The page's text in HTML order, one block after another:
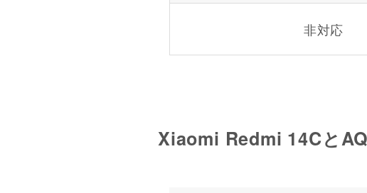
非対応
Xiaomi Redmi 14Cと